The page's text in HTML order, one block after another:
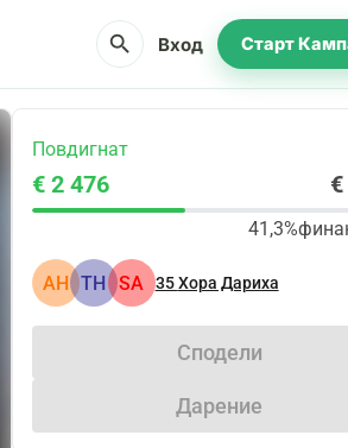
search Вход Старт
Повдигнат
€ 2 476
41,3%
АН TH SA 35Хора Дариха
Сподели
Дарение